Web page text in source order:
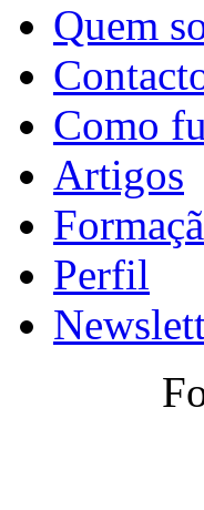
Quem
Como
Artigos
Perfil